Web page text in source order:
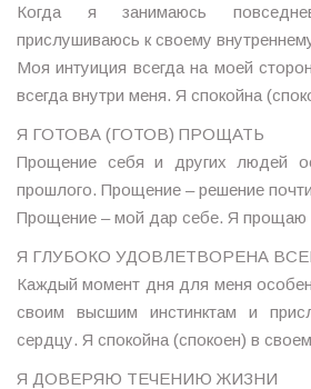
Когда я занимаюсь
прислушиваюсь к своему
Моя интуиция всегда на моей
всегда внутри меня. Я спокойна
Я ГОТОВА (ГОТОВ) ПРОЩАТЬ
Прощение себя и других людей
прошлого. Прощение – решение
Прощение – мой дар себе. Я
Я ГЛУБОКО УДОВЛЕТВОРЕНА
Каждый момент дня для меня
своим высшим инстинктам и
сердцу. Я спокойна (спокоен) в
Я ДОВЕРЯЮ ТЕЧЕНИЮ ЖИЗНИ